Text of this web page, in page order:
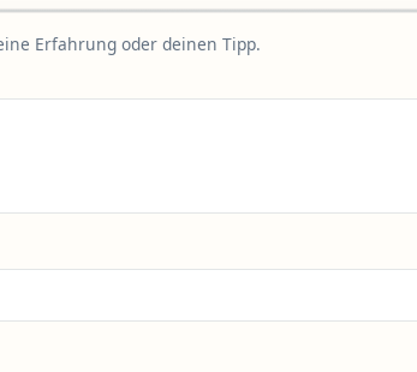
Erfahrung oder deinen Tipp.